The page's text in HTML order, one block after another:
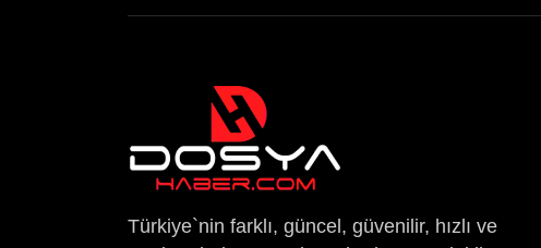
Türkiye`nin farklı, güncel, güvenilir, hızlı ve